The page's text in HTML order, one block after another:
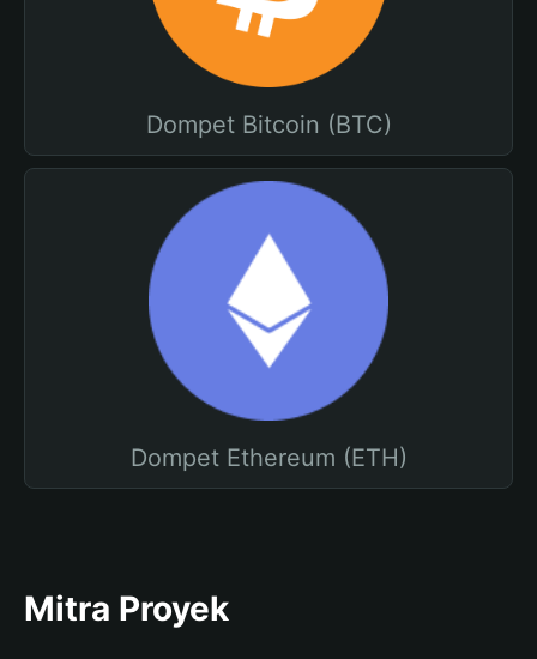
Dompet Bitcoin (BTC)
Dompet Ethereum (ETH)
Mitra Proyek